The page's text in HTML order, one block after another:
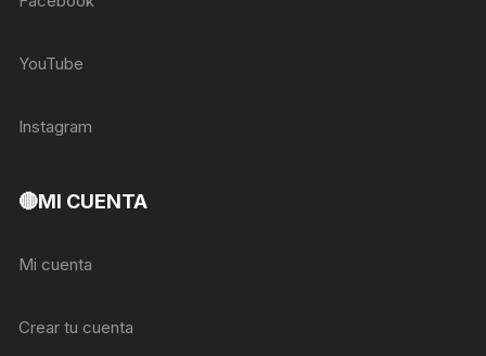
YouTube
Instagram
🔴MI CUENTA
Mi cuenta
Crear tu cuenta